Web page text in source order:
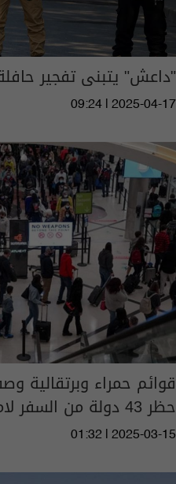
"داعش" يتبنى تفجير
09:24 | 2025-04-17
قوائم حمراء وبرتقالية
حظر 43 دولة من السفر لامريكا
01:32 | 2025-03-15